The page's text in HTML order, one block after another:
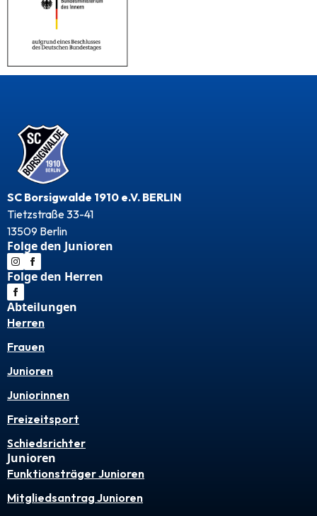
SC Borsigwalde 1910 e.V. BERLIN
Tietzstraße 33-41
13509 Berlin
Folge den Junioren
Folge den Herren
Abteilungen
Herren
Frauen
Junioren
Juniorinnen
Freizeitsport
Schiedsrichter
Junioren
Funktionsträger Junioren
Mitgliedsantrag Junioren